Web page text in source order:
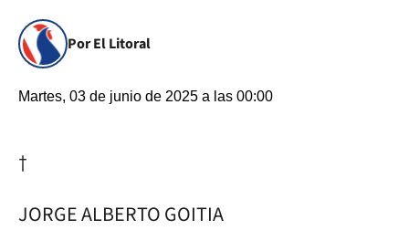
Por El Litoral
Martes, 03 de junio de 2025 a las 00:00
†
JORGE ALBERTO GOITIA